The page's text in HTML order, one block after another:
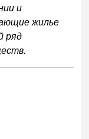
и
жилье
ряд